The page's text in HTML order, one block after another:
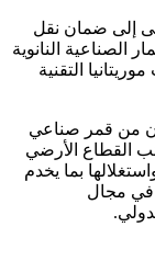
إلى ضمان نقل
الصناعية النانوية
التقنية
من قمر صناعي
القطاع الأرضي
بما يخدم
في مجال